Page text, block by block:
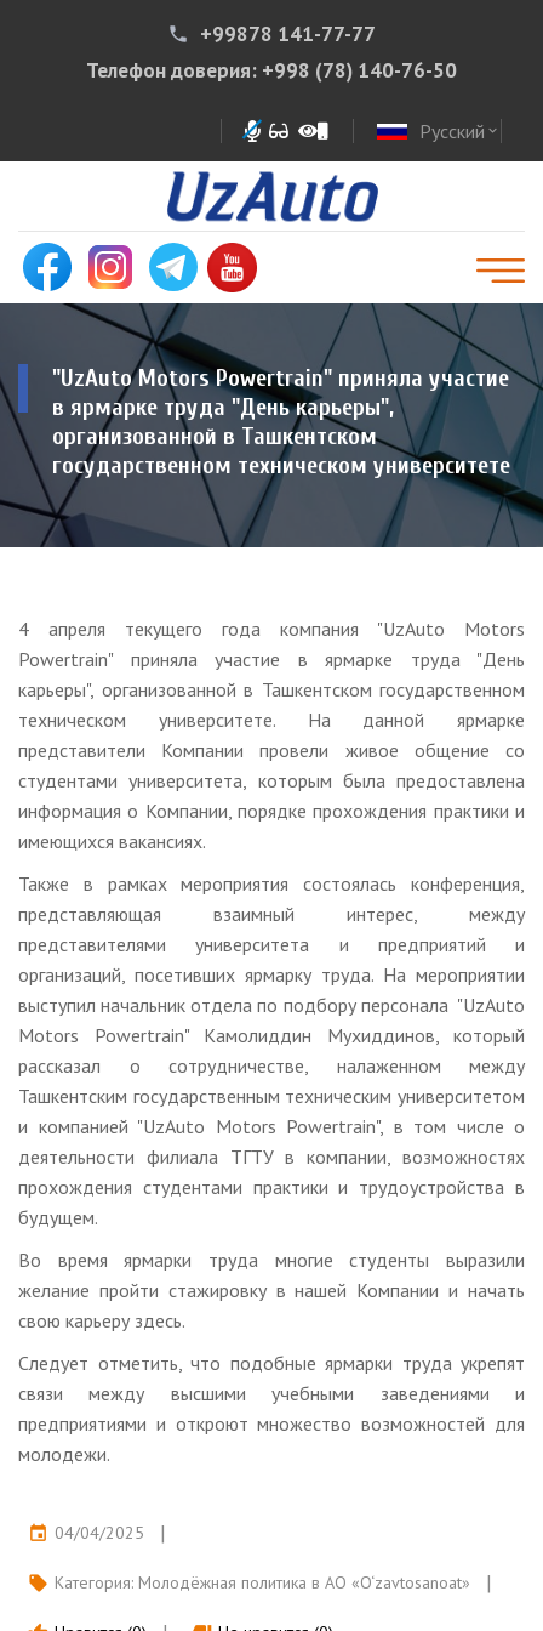
phone
+99878 141-77-77
Телефон доверия: +998 (78) 140-76-50
Русский expand_more
"UzAuto Motors Powertrain" приняла участие
в ярмарке труда "День карьеры",
организованной в Ташкентском
государственном техническом университете
4 апреля текущего года компания "UzAuto Motors
Powertrain" приняла участие в ярмарке труда "День
карьеры", организованной в Ташкентском государственном
техническом университете. На данной ярмарке
представители Компании провели живое общение со
студентами университета, которым была предоставлена
информация о Компании, порядке прохождения практики и
имеющихся вакансиях.
Также в рамках мероприятия состоялась конференция,
представляющая взаимный интерес, между
представителями университета и предприятий и
организаций, посетивших ярмарку труда. На мероприятии
выступил начальник отдела по подбору персонала "UzAuto
Motors Powertrain" Камолиддин Мухиддинов, который
рассказал о сотрудничестве, налаженном между
Ташкентским государственным техническим университетом
и компанией "UzAuto Motors Powertrain", в том числе о
деятельности филиала ТГТУ в компании, возможностях
прохождения студентами практики и трудоустройства в
будущем.
Во время ярмарки труда многие студенты выразили
желание пройти стажировку в нашей Компании и начать
свою карьеру здесь.
Следует отметить, что подобные ярмарки труда укрепят
связи между высшими учебными заведениями и
предприятиями и откроют множество возможностей для
молодежи.
event 04/04/2025
local_offer Категория: Молодёжная политика в АО «O‘zavtosanoat»